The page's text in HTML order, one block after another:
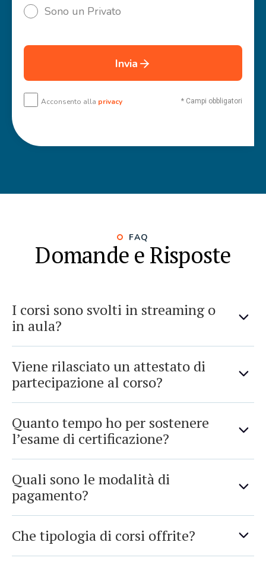
Sono un Privato
Acconsento alla privacy * Campi obbligatori
Invia
FAQ
Domande e Risposte
I corsi sono svolti in streaming o
in aula?
Viene rilasciato un attestato di
partecipazione al corso?
Quanto tempo ho per sostenere
l’esame di certificazione?
Quali sono le modalità di
pagamento?
Che tipologia di corsi offrite?